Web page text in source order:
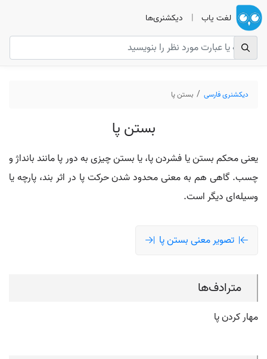
لغت یاب | دیکشنری‌ها
دیکشنری فارسی بستن پا
بستن پا
یعنی محکم بستن یا فشردن پا، یا بستن چیزی به دور پا مانند بانداژ و
چسب. گاهی هم به معنی محدود شدن حرکت پا در اثر بند، پارچه یا
وسیله‌ای دیگر است.
تصویر معنی بستن پا
مترادف‌ها
مهار کردن پا